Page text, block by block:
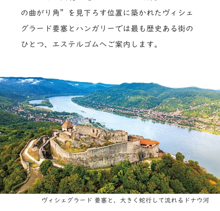
の曲がり角”を見下ろす位置に築かれたヴィシェ
グラード要塞とハンガリーでは最も歴史ある街の
ひとつ、エステルゴムへご案内します。
ヴィシェグラード 要塞と、大きく蛇行して流れるドナウ河